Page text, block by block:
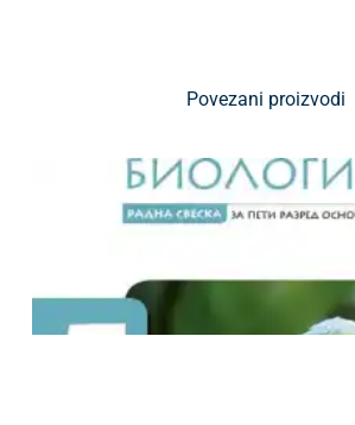
Povezani proizvodi